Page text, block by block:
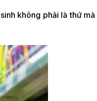
không phải là thứ mà